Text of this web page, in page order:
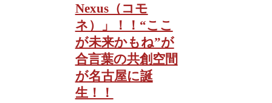
Nexus（コモ
ネ）」！！“ここ
が未来かもね”が
合言葉の共創空間
が名古屋に誕
生！！